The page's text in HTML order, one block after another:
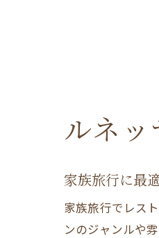
ルネ
家族旅行に最
家族旅行でレス
ンのジャンルや